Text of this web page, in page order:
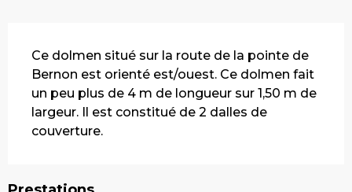
Ce dolmen situé sur la route de la pointe de
Bernon est orienté est/ouest. Ce dolmen fait
un peu plus de 4 m de longueur sur 1,50 m de
largeur. Il est constitué de 2 dalles de
couverture.